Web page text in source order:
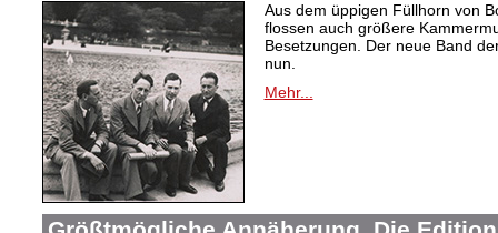
Aus dem üppigen Füllhorn von
flossen auch größere
Besetzungen. Der neue Band
nun.
Mehr...